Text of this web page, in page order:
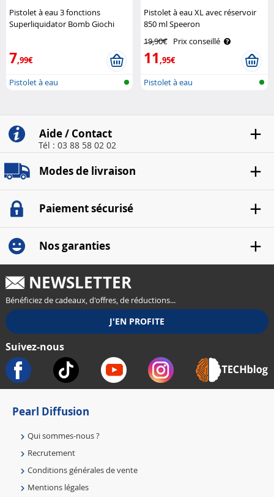
Pistolet à eau 3 fonctions
Superliquidator Bomb Giochi
7,99€
Pistolet à eau
Pistolet à eau XL avec réservoir
850 ml Speeron
19,90€ Prix conseillé
11,95€
Pistolet à eau
Aide / Contact
Tél : 03 88 58 02 02
Modes de livraison
Paiement sécurisé
Nos garanties
NEWSLETTER
Bénéficiez de cadeaux, d'offres, de réductions...
Suivez-nous
Pearl Diffusion
Qui sommes-nous ?
Recrutement
Conditions générales de vente
Mentions légales